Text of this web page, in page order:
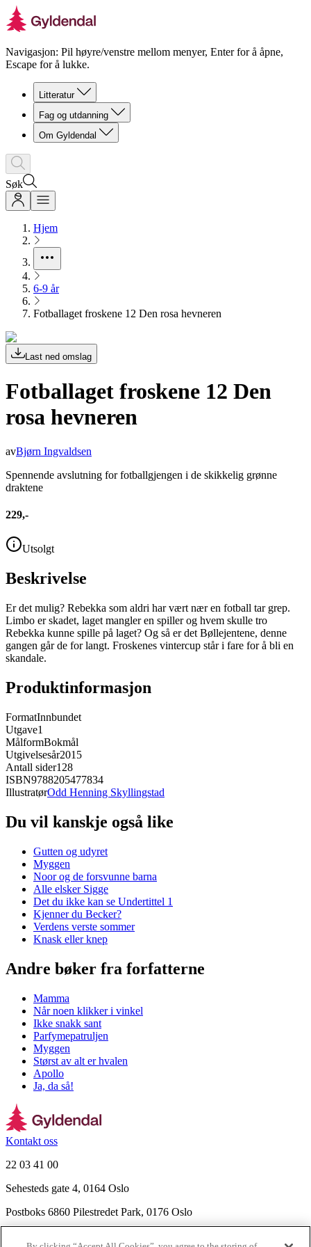
Navigasjon: Pil høyre/venstre mellom menyer, Enter for å åpne,
Escape for å lukke.
Litteratur
Fag og utdanning
Om Gyldendal
Søk
Hjem
6-9 år
Fotballaget froskene 12 Den rosa hevneren
Last ned omslag
Fotballaget froskene 12 Den
rosa hevneren
avBjørn Ingvaldsen
Spennende avslutning for fotballgjengen i de skikkelig grønne
draktene
229,-
Utsolgt
Beskrivelse
Er det mulig? Rebekka som aldri har vært nær en fotball tar grep.
Limbo er skadet, laget mangler en spiller og hvem skulle tro
Rebekka kunne spille på laget? Og så er det Bøllejentene, denne
gangen går de for langt. Froskenes vintercup står i fare for å bli en
skandale.
Produktinformasjon
FormatInnbundet
Utgave1
MålformBokmål
Utgivelsesår2015
Antall sider128
ISBN9788205477834
IllustratørOdd Henning Skyllingstad
Du vil kanskje også like
Gutten og udyret
Myggen
Noor og de forsvunne barna
Alle elsker Sigge
Det du ikke kan se Undertittel 1
Kjenner du Becker?
Verdens verste sommer
Knask eller knep
Andre bøker fra forfatterne
Mamma
Når noen klikker i vinkel
Ikke snakk sant
Parfymepatruljen
Myggen
Størst av alt er hvalen
Apollo
Ja, da så!
Kontakt oss
22 03 41 00
Sehesteds gate 4, 0164 Oslo
Postboks 6860 Pilestredet Park, 0176 Oslo